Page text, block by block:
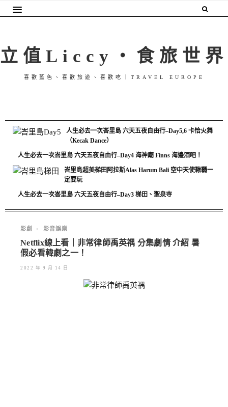
立值Liccy・食旅世界
喜歡藍色、喜歡旅遊、喜歡吃｜TRAVEL EUROPE
人生必去一次峇里島 六天五夜自由行–Day5,6 卡恰火舞
（Kecak Dance）
人生必去一次峇里島 六天五夜自由行–Day4 海神廟 Finns 海邊酒吧！
峇里島超美梯田阿拉斯Alas Harum Bali 空中天使鞦韆一
定要玩
人生必去一次峇里島 六天五夜自由行–Day3 梯田、聖泉寺
影劇 • 影音娛樂
Netflix線上看｜非常律師禹英禑 分集劇情 介紹 暑
假必看韓劇之一！
2022 年 9 月 14 日